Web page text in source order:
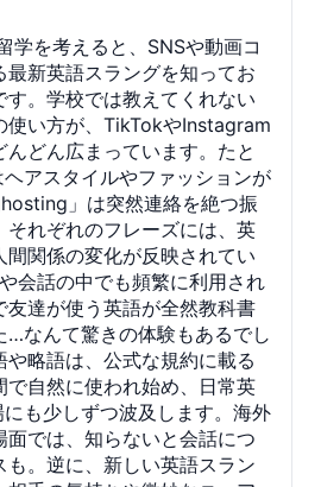
学を考えると、SNSや動画コ
最新英語スラングを知ってお
す。学校では教えてくれない
使い方が、TikTokやInstagram
どん広まっています。たと
アスタイルやファッションが
」は突然連絡を絶つ振
それぞれのフレーズには、英
間関係の変化が反映されてい
会話の中でも頻繁に利用され
友達が使う英語が全然教科書
…なんて驚きの体験もあるでし
や略語は、公式な規約に載る
で自然に使われ始め、日常英
も少しずつ波及します。海外
面では、知らないと会話につ
も。逆に、新しい英語スラン